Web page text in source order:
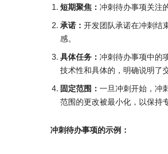
短期聚焦： 冲刺待办事项关注
承诺： 开发团队承诺在冲刺结
感。
具体任务： 冲刺待办事项中的
技术性和具体的，明确说明了
固定范围： 一旦冲刺开始，冲
范围的更改被最小化，以保持
冲刺待办事项的示例：